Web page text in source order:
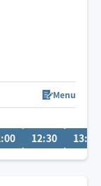
場合有🙏ご予約
+オイルトリー
Menu
12:30 13:00